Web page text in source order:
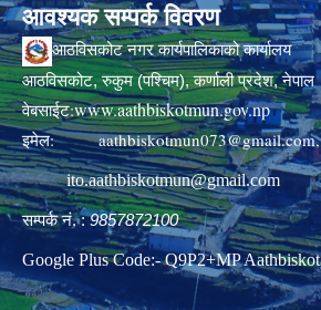
आवश्यक सम्पर्क विवरण
आठविसकोट नगर कार्यपालिकाको कार्यालय
आठविसकोट, रुकुम (पश्चिम), कर्णाली प्रदेश, नेपाल
वेबसाईट:www.aathbiskotmun.gov.np
इमेल:aathbiskotmun073@gmail.com,
ito.aathbiskotmun@gmail.com
सम्पर्क नं. :9857872100
Google Plus Code:- Q9P2+MP Aathbiskot